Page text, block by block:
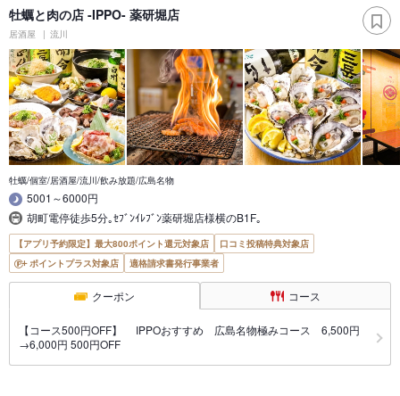
牡蠣と肉の店 -IPPO- 薬研堀店
居酒屋 流川
牡蠣/個室/居酒屋/流川/飲み放題/広島名物
5001～6000円
胡町電停徒歩5分｡ｾﾌﾞﾝｲﾚﾌﾞﾝ薬研堀店様横のB1F｡
【アプリ予約限定】最大800ポイント還元対象店
口コミ投稿特典対象店
ポイントプラス対象店
適格請求書発行事業者
クーポン コース
【コース500円OFF】 IPPOおすすめ 広島名物極みコース 6,500円
→6,000円 500円OFF